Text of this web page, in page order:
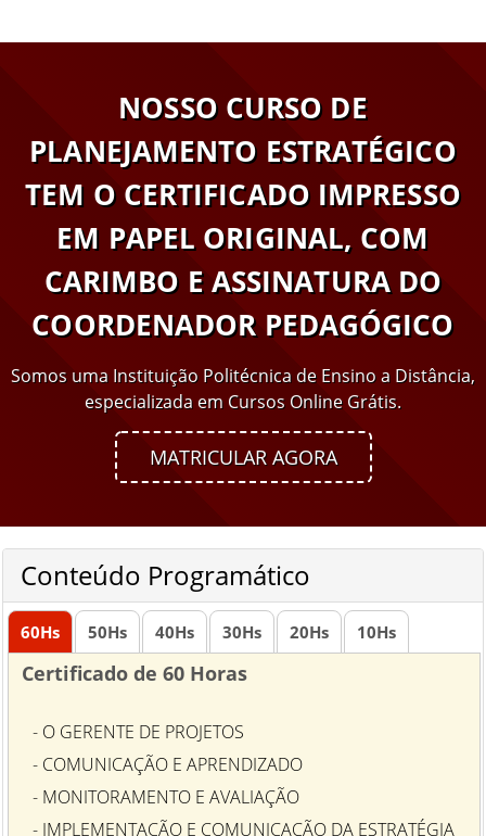
NOSSO CURSO DE
PLANEJAMENTO ESTRATÉGICO
TEM O CERTIFICADO IMPRESSO
EM PAPEL ORIGINAL, COM
CARIMBO E ASSINATURA DO
COORDENADOR PEDAGÓGICO
Somos uma Instituição Politécnica de Ensino a Distância,
especializada em Cursos Online Grátis.
MATRICULAR AGORA
Conteúdo Programático
60Hs 50Hs 40Hs 30Hs 20Hs 10Hs
Certificado de 60 Horas
- O GERENTE DE PROJETOS
- COMUNICAÇÃO E APRENDIZADO
- MONITORAMENTO E AVALIAÇÃO
- IMPLEMENTAÇÃO E COMUNICAÇÃO DA ESTRATÉGIA